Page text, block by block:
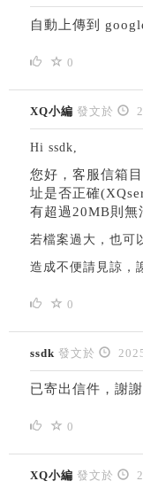
自動上傳到
0
XQ小編 發文於
Hi ssdk,
您好， 客服信箱
址是否正確
有超過20MB則無
若檔案過大，也可
造成不便請見諒，
0
ssdk 發文於
已寄出信件，謝謝
0
XQ小編 發文於